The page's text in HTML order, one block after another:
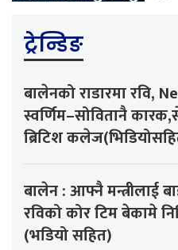
ट्रेन्डिङ
बालेनको राडारमा
स्वर्णिम–सोवितानै
ब्रिटिश
बालेन : आफ्नै मन्त्रीलाई
रविको कोर टिम बेकामे
(भडियो सहित)